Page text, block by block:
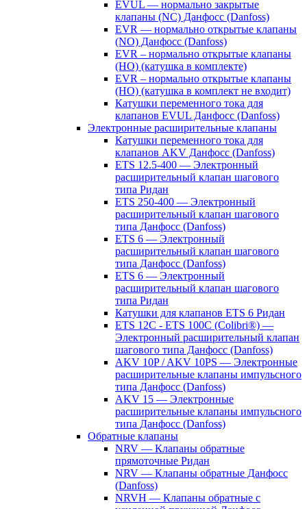
EVUL — нормально закрытые
клапаны (NC) Данфосс (Danfoss)
EVR — нормально открытые клапаны
(NO) Данфосс (Danfoss)
EVR – нормально открытые клапаны
(НО) (катушка в комплекте)
EVR – нормально открытые клапаны
(НО) (катушка в комплект не входит)
Катушки переменного тока для
клапанов EVUL Данфосс (Danfoss)
Электронные расширительные клапаны
Катушки переменного тока для
клапанов AKV Данфосс (Danfoss)
ETS 12.5-400 — Электронный
расширительный клапан шагового
типа Ридан
ETS 250-400 — Электронный
расширительный клапан шагового
типа Данфосс (Danfoss)
ETS 6 — Электронный
расширительный клапан шагового
типа Данфосс (Danfoss)
ETS 6 — Электронный
расширительный клапан шагового
типа Ридан
Катушки для клапанов ETS 6 Ридан
ETS 12C - ETS 100C (Colibri®) —
Электронный расширительный клапан
шагового типа Данфосс (Danfoss)
AKV 10P / AKV 10PS — Электронные
расширительные клапаны импульсного
типа Данфосс (Danfoss)
AKV 15 — Электронные
расширительные клапаны импульсного
типа Данфосс (Danfoss)
Обратные клапаны
NRV — Клапаны обратные
прямоточные Ридан
NRV — Клапаны обратные Данфосс
(Danfoss)
NRVH — Клапаны обратные с